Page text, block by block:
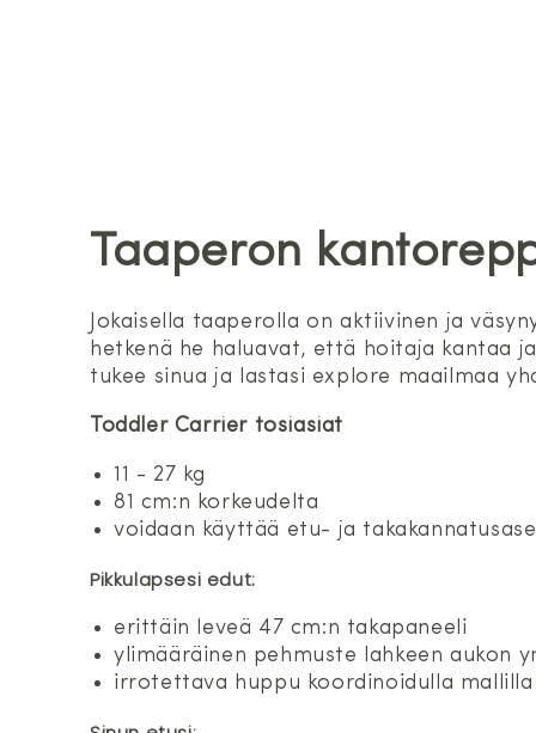
Taaperon
Jokaisella taaperolla on aktiivinen ja
hetkenä he haluavat, että hoitaja kantaa
tukee sinua ja lastasi explore maailmaa
Toddler Carrier tosiasiat
11 - 27 kg
81 cm:n korkeudelta
voidaan käyttää etu- ja
Pikkulapsesi edut:
erittäin leveä 47 cm:n takapaneeli
ylimääräinen pehmuste lahkeen aukon
irrotettava huppu koordinoidulla mallilla